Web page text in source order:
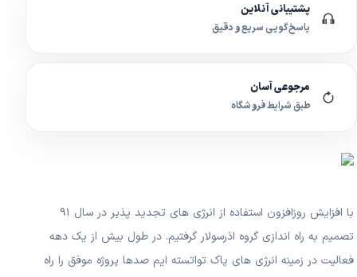
پشتیبانی آنلاین
پاسخ‌گویی سریع و دقیق
مرجوعی آسان
طبق شرایط فروشگاه
با افزایش روزافزون استفاده از انرژی های تجدید پذیر در سال ۹۱
تصمیم به راه اندازی گروه اذرسولار گرفتیم. در طول بیش از یک دهه
فعالیت در زمینه انرژی های پاک تواتسته ایم صدها پروژه موفق را راه